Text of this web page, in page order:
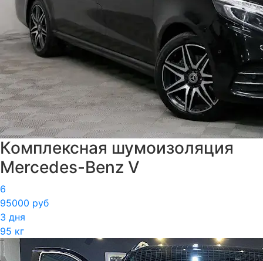
Комплексная шумоизоляция
Mercedes-Benz V
6
95000 руб
3 дня
95 кг